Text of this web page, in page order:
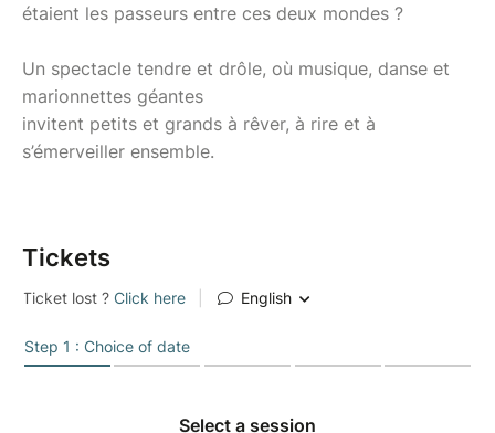
étaient les passeurs entre ces deux mondes ?
Un spectacle tendre et drôle, où musique, danse et
marionnettes géantes
invitent petits et grands à rêver, à rire et à
s’émerveiller ensemble.
Tickets